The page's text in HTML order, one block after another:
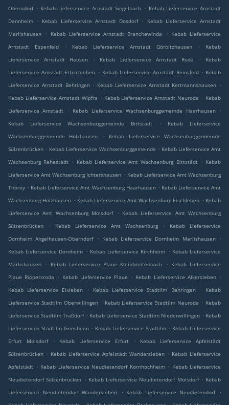
Oberndorf . Kebab Lieferservice Arnstadt Siegelbach . Kebab Lieferservice Arnstadt
Dannheim
. Kebab Lieferservice Arnstadt Dosdorf .
Kebab Lieferservice Arnstadt
Marlishausen
. Kebab Lieferservice Arnstadt Branchewinda . Kebab Lieferservice
Arnstadt Espenfeld
. Kebab Lieferservice Arnstadt Görbitzhausen .
Kebab
Lieferservice Arnstadt Hausen
. Kebab Lieferservice Arnstadt Roda .
Kebab
Lieferservice Arnstadt Ettischleben . Kebab Lieferservice Arnstadt Reinsfeld . Kebab
Lieferservice Arnstadt Behringen . Kebab Lieferservice Arnstadt Kettmannshausen .
Kebab Lieferservice Arnstadt Wipfra . Kebab Lieferservice Arnstadt Neuroda . Kebab
Lieferservice Arnstadt
. Kebab Lieferservice Wachsenburggemeinde Haarhausen
.
Kebab Lieferservice Wachsenburggemeinde Bittstädt
.
Kebab Lieferservice
Wachsenburggemeinde Holzhausen
.
Kebab Lieferservice Wachsenburggemeinde
Sülzenbrücken . Kebab Lieferservice Wachsenburggemeinde . Kebab Lieferservice Amt
Wachsenburg Rehestädt . Kebab Lieferservice Amt Wachsenburg Bittstädt . Kebab
Lieferservice Amt Wachsenburg Ichtershausen . Kebab Lieferservice Amt Wachsenburg
Thörey . Kebab Lieferservice Amt Wachsenburg Haarhausen . Kebab Lieferservice Amt
Wachsenburg Holzhausen . Kebab Lieferservice Amt Wachsenburg Eischleben . Kebab
Lieferservice Amt Wachsenburg Molsdorf
. Kebab Lieferservice Amt Wachsenburg
Sülzenbrücken
. Kebab Lieferservice Amt Wachsenburg .
Kebab Lieferservice
Dornheim Angelhausen-Oberndorf
. Kebab Lieferservice Dornheim Marlishausen
.
Kebab Lieferservice Dornheim . Kebab Lieferservice Kirchheim . Kebab Lieferservice
Marlishausen
. Kebab Lieferservice Plaue Kleinbreitenbach . Kebab Lieferservice
Plaue Rippersroda
. Kebab Lieferservice Plaue . Kebab Lieferservice Alkersleben .
Kebab Lieferservice Elxleben
. Kebab Lieferservice Stadtilm Behringen .
Kebab
Lieferservice Stadtilm Oberwillingen . Kebab Lieferservice Stadtilm Neuroda . Kebab
Lieferservice Stadtilm Traßdorf . Kebab Lieferservice Stadtilm Niederwillingen . Kebab
Lieferservice Stadtilm Griesheim . Kebab Lieferservice Stadtilm . Kebab Lieferservice
Erfurt Molsdorf
. Kebab Lieferservice Erfurt .
Kebab Lieferservice Apfelstädt
Sülzenbrücken . Kebab Lieferservice Apfelstädt Wandersleben . Kebab Lieferservice
Apfelstädt . Kebab Lieferservice Neudietendorf Kornhochheim . Kebab Lieferservice
Neudietendorf Sülzenbrücken . Kebab Lieferservice Neudietendorf Molsdorf . Kebab
Lieferservice Neudietendorf Wandersleben
. Kebab Lieferservice Neudietendorf
.